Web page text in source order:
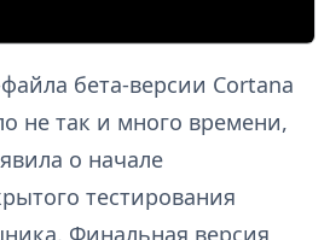
бета-версии Cortana
не так и много времени,
о начале
тестирования
Финальная версия